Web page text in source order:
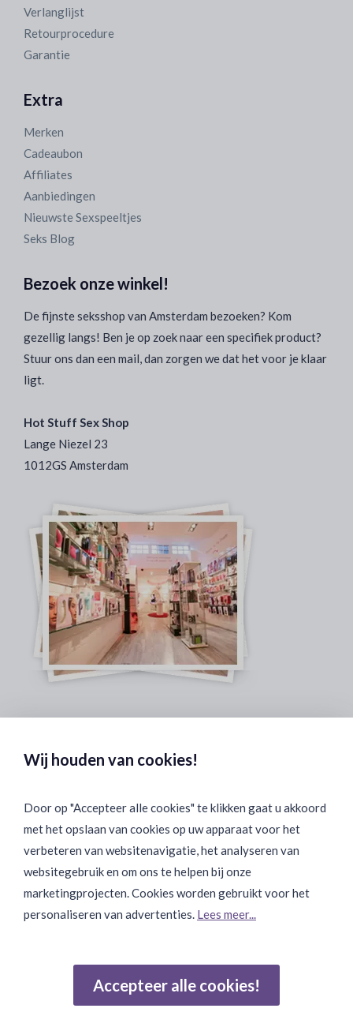
Verlanglijst
Retourprocedure
Garantie
Extra
Merken
Cadeaubon
Affiliates
Aanbiedingen
Nieuwste Sexspeeltjes
Seks Blog
Bezoek onze winkel!
De fijnste seksshop van Amsterdam bezoeken? Kom
gezellig langs! Ben je op zoek naar een specifiek product?
Stuur ons dan een mail, dan zorgen we dat het voor je klaar
ligt.
Hot Stuff Sex Shop
Lange Niezel 23
1012GS Amsterdam
Binnen 24 uur Discreet Bezorgd:
Join Onze Community:
Wij houden van cookies!
Door op "Accepteer alle cookies" te klikken gaat u akkoord
met het opslaan van cookies op uw apparaat voor het
verbeteren van websitenavigatie, het analyseren van
websitegebruik en om ons te helpen bij onze
marketingprojecten. Cookies worden gebruikt voor het
personaliseren van advertenties. Lees meer...
Accepteer alle cookies!